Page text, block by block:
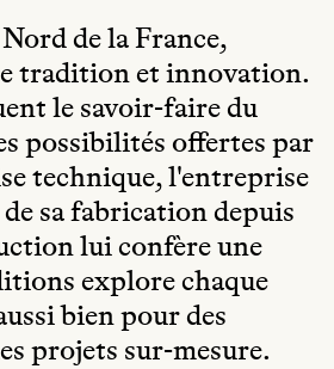
de la France,
tradition et innovation.
le savoir-faire du
possibilités offertes par
technique, l'entreprise
sa fabrication depuis
lui confère une
explore chaque
bien pour des
projets sur-mesure.